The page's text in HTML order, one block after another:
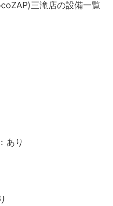
三滝店の設備一覧
あり